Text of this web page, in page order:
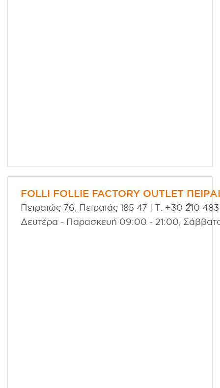
FOLLI FOLLIE FACTORY OUTLET
Πειραιώς 76, Πειραιάς 185 47 | Τ. +30 210
Δευτέρα - Παρασκευή 09:00 - 21:00,